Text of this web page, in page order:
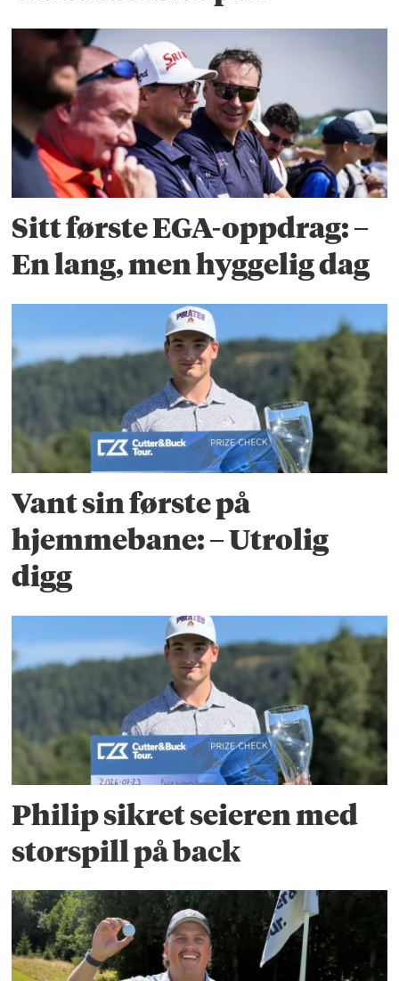
Sitt første EGA-oppdrag: –
En lang, men hyggelig dag
Vant sin første på
hjemmebane: – Utrolig
digg
Philip sikret seieren med
storspill på back